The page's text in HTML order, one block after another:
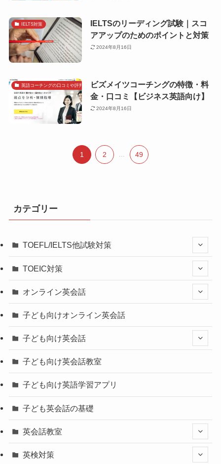
IELTS対策
IELTSのリーディング試験｜スコ
アアップのためのポイントと対策
2024年8月16日
英語コーチングの口コミや評判で探すビズメイツコーチングの特徴・料
金・口コミ【ビジネス英語向け】
2024年8月16日
1 2 49
カテゴリー
TOEFL/IELTS他試験対策
TOEIC対策
オンライン英会話
子ども向けオンライン英会話
子ども向け英会話
子ども向け英会話教室
子ども向け英語学習アプリ
子ども英会話の基礎
英会話教室
英検対策